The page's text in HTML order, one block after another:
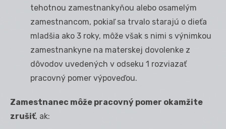
tehotnou zamestnankyňou alebo osamelým
zamestnancom, pokiaľ sa trvalo starajú o dieťa
mladšia ako 3 roky, môže však s nimi s výnimkou
zamestnankyne na materskej dovolenke z
dôvodov uvedených v odseku 1 rozviazať
pracovný pomer výpoveďou.
Zamestnanec môže pracovný pomer okamžite
zrušiť, ak: